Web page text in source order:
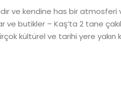
ve kendine has bir
butikler – Kaş’ta 2 tane
kültürel ve tarihi yere